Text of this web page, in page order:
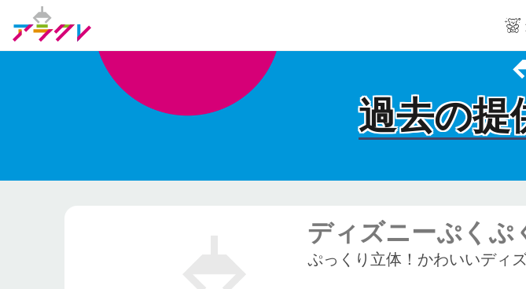
過去の提
ディズニーぷくぷ
ぷっくり立体！かわいいディ